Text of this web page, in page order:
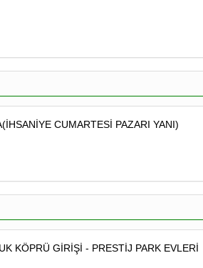
CUMARTESİ PAZARI YANI)
KÖPRÜ GİRİŞİ - PRESTİJ PARK EVLERİ